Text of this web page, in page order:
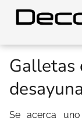
Galletas
Se acerca